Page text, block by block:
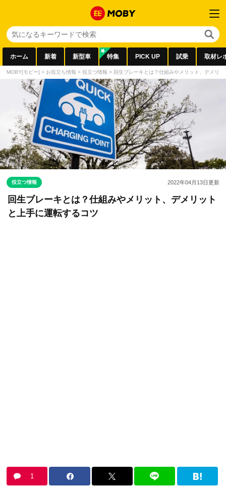
ホーム 新着 新型車 特集 PICK UP 試乗 取材レ
MOBY[モビー] > お役立ち情報 > 役立つ情報 > 回生ブレーキとは？仕組みやメリット、デメリ
役立つ情報 2022年04月13日更新
回生ブレーキとは？仕組みやメリット、デメリット
と上手に運転するコツ
1